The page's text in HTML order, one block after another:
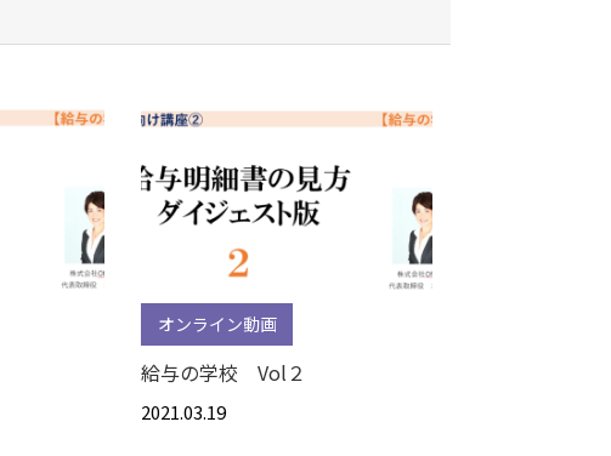
オンライン動画
給与の学校 Vol２
2021.03.19